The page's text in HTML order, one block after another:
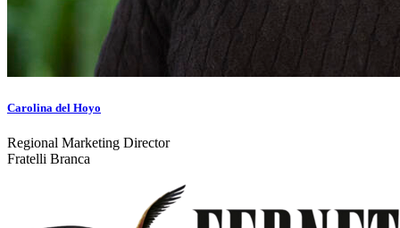
Carolina del Hoyo
Regional Marketing Director
Fratelli Branca